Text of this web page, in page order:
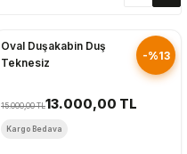
-%13
Oval Duşakabin Duş
Teknesiz
15.000,00 TL13.000,00 TL
Kargo Bedava